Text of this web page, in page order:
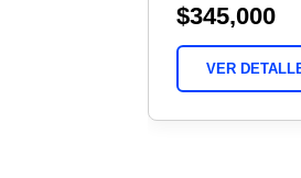
$345,000
VER